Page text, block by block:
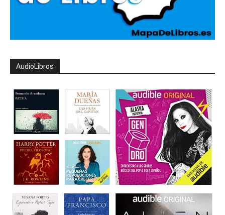
AudioLibros